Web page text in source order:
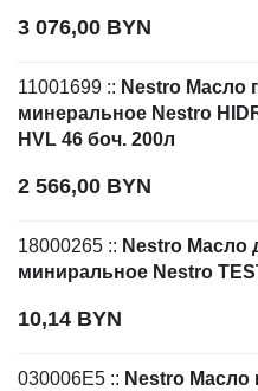
3 076,00 BYN
11001699 :: Nestro Масло
минеральное Nestro
HVL 46 боч. 200л
2 566,00 BYN
18000265 :: Nestro Масло
миниральное Nestro
10,14 BYN
030006E5 :: Nestro Масло